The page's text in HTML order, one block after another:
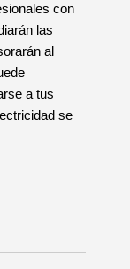
con
las
al
a tus
se